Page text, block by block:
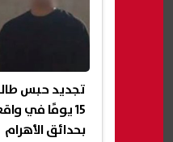
تجديد حبس
15 يومًا في
بحدائق الأهرام